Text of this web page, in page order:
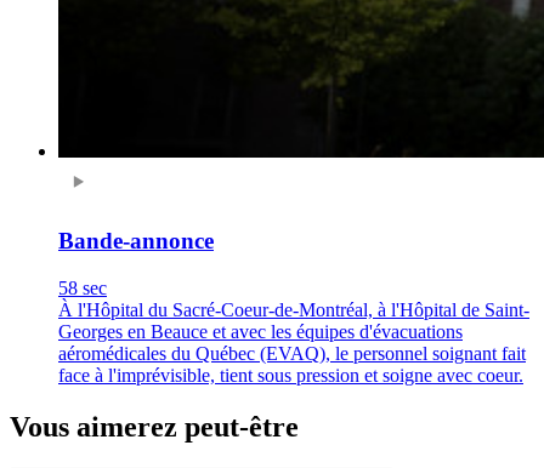
Bande-annonce
58 sec
À l'Hôpital du Sacré-Coeur-de-Montréal, à l'Hôpital de Saint-
Georges en Beauce et avec les équipes d'évacuations
aéromédicales du Québec (EVAQ), le personnel soignant fait
face à l'imprévisible, tient sous pression et soigne avec coeur.
Vous aimerez peut-être